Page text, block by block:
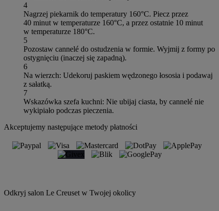
4
Nagrzej piekarnik do temperatury 160°C. Piecz przez
40 minut w temperaturze 160°C, a przez ostatnie 10 minut
w temperaturze 180°C.
5
Pozostaw cannelé do ostudzenia w formie. Wyjmij z formy po
ostygnięciu (inaczej się zapadną).
6
Na wierzch: Udekoruj paskiem wędzonego łososia i podawaj
z sałatką.
7
Wskazówka szefa kuchni: Nie ubijaj ciasta, by cannelé nie
wykipiało podczas pieczenia.
Akceptujemy następujące metody płatności
Odkryj salon Le Creuset w Twojej okolicy